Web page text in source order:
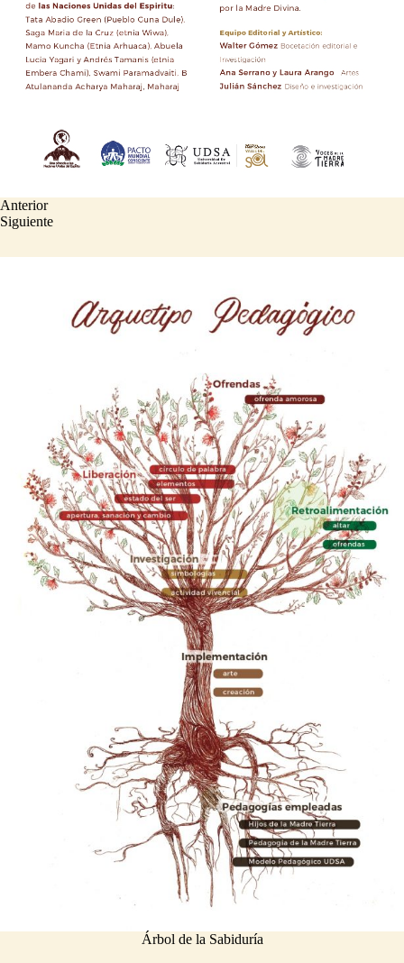
Anterior
Siguiente
Árbol de la Sabiduría